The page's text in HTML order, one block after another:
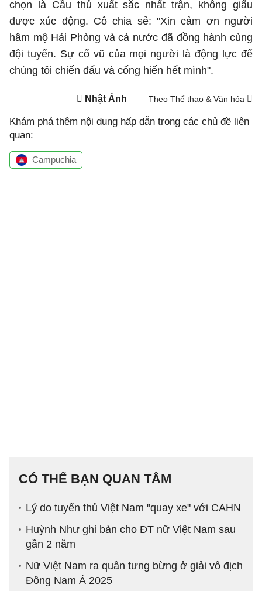
chọn là Cầu thủ xuất sắc nhất trận, không giấu
được xúc động. Cô chia sẻ: "Xin cảm ơn người
hâm mộ Hải Phòng và cả nước đã đồng hành cùng
đội tuyển. Sự cổ vũ của mọi người là động lực để
chúng tôi chiến đấu và cống hiến hết mình".
Nhật Ánh Theo Thể thao & Văn hóa
Khám phá thêm nội dung hấp dẫn trong các chủ đề liên
quan:
Campuchia
CÓ THỂ BẠN QUAN TÂM
Lý do tuyển thủ Việt Nam "quay xe" với CAHN
Huỳnh Như ghi bàn cho ĐT nữ Việt Nam sau
gần 2 năm
Nữ Việt Nam ra quân tưng bừng ở giải vô địch
Đông Nam Á 2025